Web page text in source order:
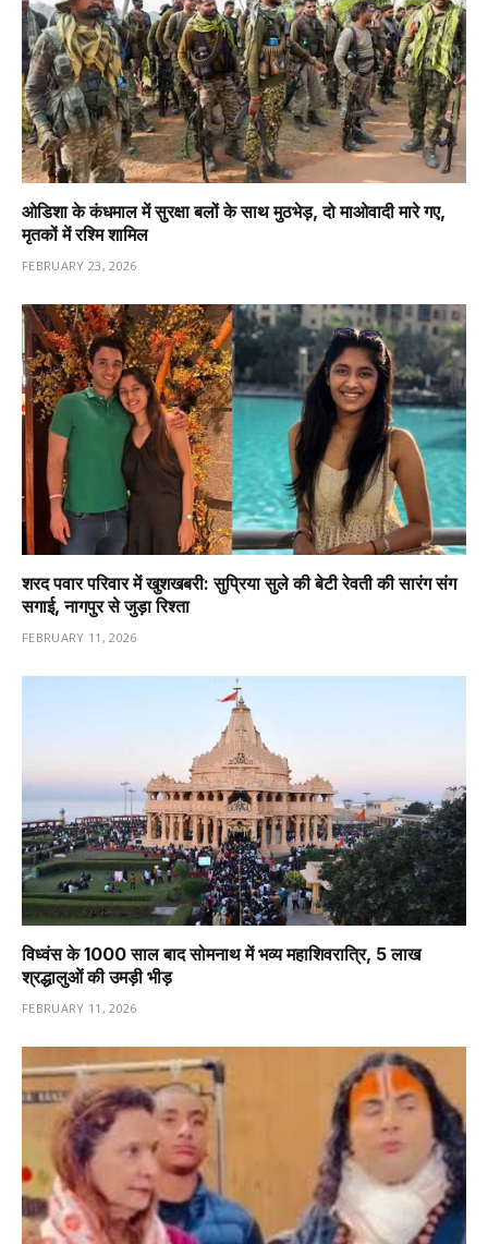
ओडिशा के कंधमाल में सुरक्षा बलों के साथ मुठभेड़, दो माओवादी मारे गए,
मृतकों में रश्मि शामिल
FEBRUARY 23, 2026
शरद पवार परिवार में खुशखबरी: सुप्रिया सुले की बेटी रेवती की सारंग संग
सगाई, नागपुर से जुड़ा रिश्ता
FEBRUARY 11, 2026
विध्वंस के 1000 साल बाद सोमनाथ में भव्य महाशिवरात्रि, 5 लाख
श्रद्धालुओं की उमड़ी भीड़
FEBRUARY 11, 2026